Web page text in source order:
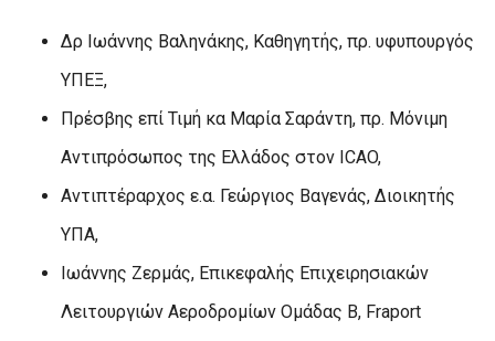
Δρ Ιωάννης Βαληνάκης, Καθηγητής, πρ. υφυπουργός
ΥΠΕΞ,
Πρέσβης επί Τιμή κα Μαρία Σαράντη, πρ. Μόνιμη
Αντιπρόσωπος της Ελλάδος στον ICAO,
Αντιπτέραρχος ε.α. Γεώργιος Βαγενάς, Διοικητής
ΥΠΑ,
Ιωάννης Ζερμάς, Επικεφαλής Επιχειρησιακών
Λειτουργιών Αεροδρομίων Ομάδας Β, Fraport